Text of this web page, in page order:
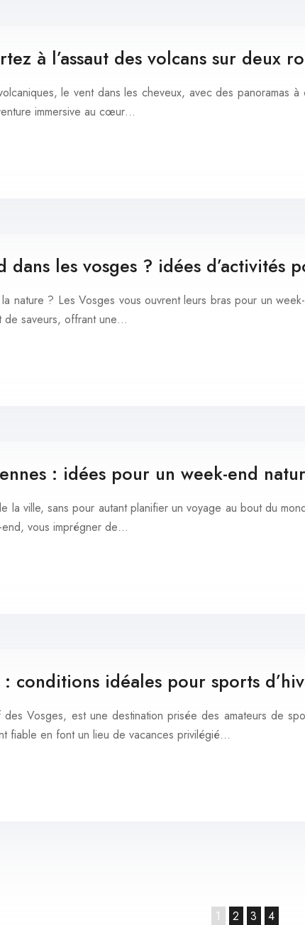
à l’assaut des volcans sur deux
le vent dans les cheveux, avec des
immersive au cœur…
les vosges ? idées d’activités
nature ? Les Vosges vous ouvrent leurs bras pour un
de saveurs, offrant une…
: idées pour un week-end
la ville, sans pour autant planifier un voyage au bout du
end, vous imprégner de…
: conditions idéales pour sports
Vosges, est une destination prisée des amateurs de
fiable en font un lieu de vacances privilégié…
1 2 3 4